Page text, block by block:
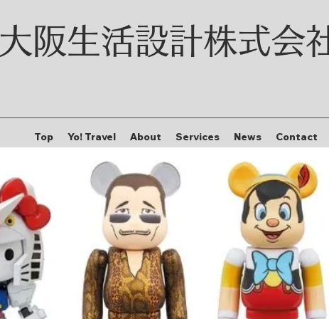
大阪生活設計株式会
Top Yo! Travel About Services News Contact